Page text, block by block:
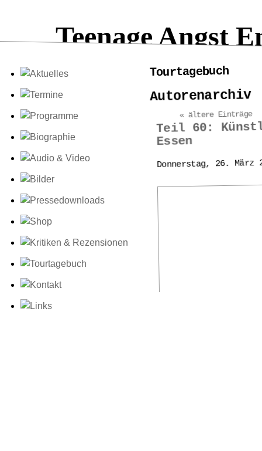
Teenage Angst
Tourtagebuch
Autorenarchiv
« ältere Einträge
Teil 60:
Essen
Donnerstag, 26. März